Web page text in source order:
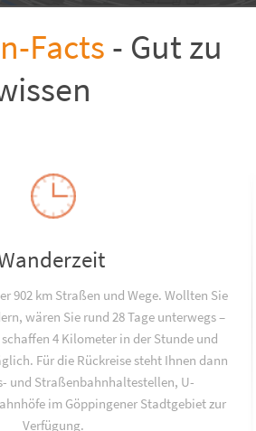
Facts - Gut zu
902 km Straßen und Wege. Wollten Sie
wären Sie rund 28 Tage unterwegs –
4 Kilometer in der Stunde und
Für die Rückreise steht Ihnen dann
und Straßenbahnhaltestellen, U-
im Göppingener Stadtgebiet zur
Verfügung.